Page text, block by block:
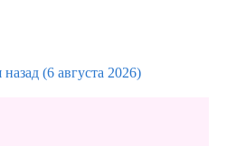
назад (6 августа 2026)